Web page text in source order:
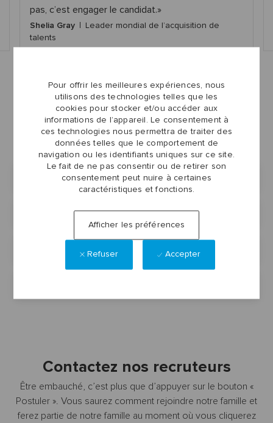
Pour offrir les meilleures expériences, nous
utilisons des technologies telles que les
cookies pour stocker et/ou accéder aux
informations de l’appareil. Le consentement à
ces technologies nous permettra de traiter des
données telles que le comportement de
navigation ou les identifiants uniques sur ce site.
Le fait de ne pas consentir ou de retirer son
consentement peut nuire à certaines
caractéristiques et fonctions.
Afficher les préférences
Refuser Accepter
pas, c’est engager le candidat.
Shelia Gray
Leader mondial de l’acquisition de
talents
Lorum Ipsum
Lorem ipsum dolor sit amet, consectetur?
Pellentesque hendrerit tristique consectetur ?
Contactez nos recruteurs
Être embauché, c’est plus que d’appuyer sur le bouton «
Postuler ». Vous saurez comment rejoindre notre famille et
ferez partie de notre famille au moment où vous cliquerez